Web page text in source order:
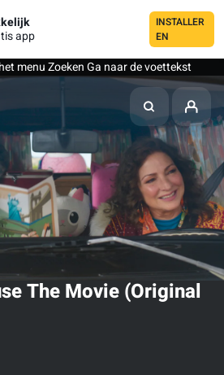
app
INSTALLER
EN
menuZoekenGa naar de voettekst
The Movie (Original